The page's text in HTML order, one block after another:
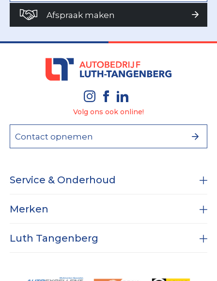
Afspraak maken
Volg ons ook online!
Contact opnemen
Service & Onderhoud
Diagnose
Airco service
Werkplaats expertises
Merken
Dodge RAM
Luth Tangenberg